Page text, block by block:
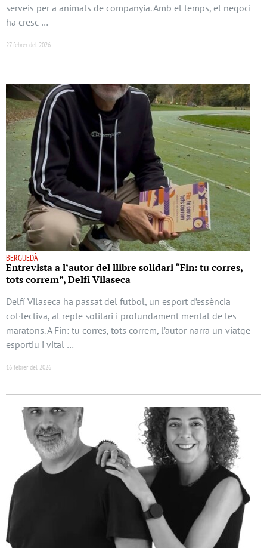
serveis per a animals de companyia. Amb el temps, el negoci
ha cresc …
27 febrer del 2026
BERGUEDÀ
Entrevista a l’autor del llibre solidari “Fin: tu corres,
tots correm”, Delfí Vilaseca
Delfí Vilaseca ha passat del futbol, un esport d’essència
col·lectiva, al repte solitari i profundament mental de les
maratons. A Fin: tu corres, tots correm, l’autor narra un viatge
esportiu i vital …
16 febrer del 2026